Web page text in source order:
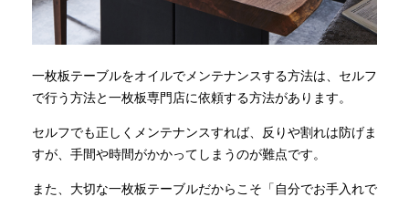
一枚板テーブルをオイルでメンテナンスする方法は、セルフ
で行う方法と一枚板専門店に依頼する方法があります。
セルフでも正しくメンテナンスすれば、反りや割れは防げま
すが、手間や時間がかかってしまうのが難点です。
また、大切な一枚板テーブルだからこそ「自分でお手入れで